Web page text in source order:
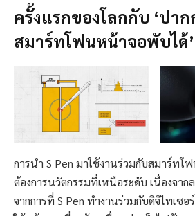
ครั้งแรกของโลกกับ ‘ปาก
สมาร์ทโฟนหน้าจอพับได้’
การนำ S Pen มาใช้งานร่วมกับสมาร์ท
ต้องการนวัตกรรมที่เหนือระดับ เนื่องจาก
จากการที่ S Pen ทำงานร่วมกับดิจิไทเซ